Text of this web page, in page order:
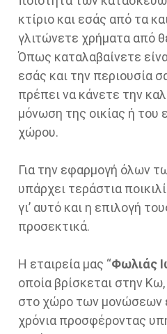
κτίριο και εσάς από τα
γλιτώνετε χρήματα από
Όπως καταλαβαίνετε
εσάς και την περιουσία
πρέπει να κάνετε την
μόνωση της οικίας ή του
χώρου.
Για την εφαρμογή όλων
υπάρχει τεράστια
γι’ αυτό και η επιλογή
προσεκτικά.
Η εταιρεία μας “Φωλιάς
οποία βρίσκεται στην
στο χώρο των μονώσεων
χρόνια προσφέροντας